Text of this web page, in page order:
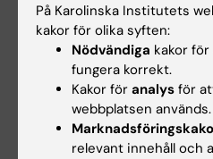
På Karolinska Institutets
kakor för olika syften:
Nödvändiga kakor
fungera korrekt.
Kakor för analys för
webbplatsen används.
relevant innehåll och